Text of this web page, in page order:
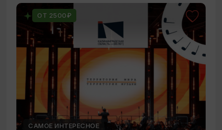
ОТ 2500₽
САМОЕ ИНТЕРЕСНОЕ